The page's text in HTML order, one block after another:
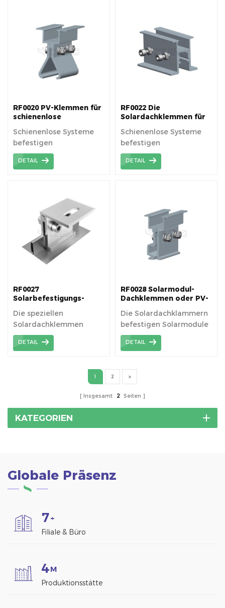
RF0020 PV-Klemmen für
schienenlose
Schienenlose Systeme
befestigen
Komponenten direkt auf
dem Dach, um die
DETAIL
RF0022 Die
Solardachklemmen für
Systeme
Schienenlose Systeme
befestigen
Komponenten direkt auf
dem Dach, um die
DETAIL
RF0027
Solarbefestigungs-
spezielle Metalldächer
Die speziellen
Solardachklemmen
befestigen Solarmodule
ohne Bohren direkt auf
DETAIL
RF0028 Solarmodul-
Dachklemmen oder PV-
Die Solardachklammern
befestigen Solarmodule
ohne Bohren direkt auf
Stehfalzdächern.
DETAIL
1 2
Insgesamt 2 Seiten
KATEGORIEN
Globale Präsenz
7+
Filiale & Büro
4M
Produktionsstätte